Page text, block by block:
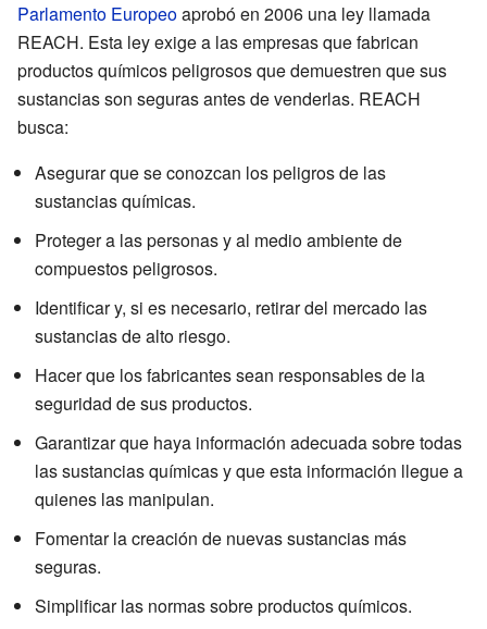
Parlamento Europeoaprobó en 2006 una ley llamada
REACH. Esta ley exige a las empresas que fabrican
productos químicos peligrosos que demuestren que sus
sustancias son seguras antes de venderlas. REACH
busca:
Asegurar que se conozcan los peligros de las
sustancias químicas.
Proteger a las personas y al medio ambiente de
compuestos peligrosos.
Identificar y, si es necesario, retirar del mercado las
sustancias de alto riesgo.
Hacer que los fabricantes sean responsables de la
seguridad de sus productos.
Garantizar que haya información adecuada sobre todas
las sustancias químicas y que esta información llegue a
quienes las manipulan.
Fomentar la creación de nuevas sustancias más
seguras.
Simplificar las normas sobre productos químicos.